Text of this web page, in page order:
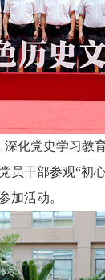
党史学习教
员干部参观“初
加活动。